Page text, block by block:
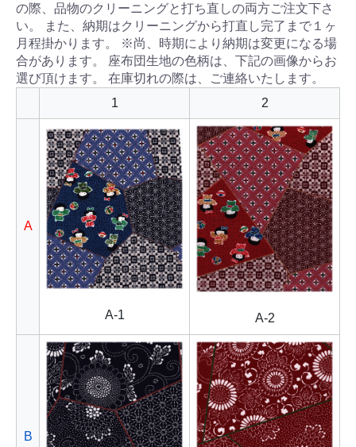
の際、品物のクリーニングと打ち直しの両方ご注文下さ
い。 また、納期はクリーニングから打直し完了まで１ヶ
月程掛かります。 ※尚、時期により納期は変更になる場
合があります。 座布団生地の色柄は、下記の画像からお
選び頂けます。 在庫切れの際は、ご連絡いたします。
1
2
A
A-1 A-2
B